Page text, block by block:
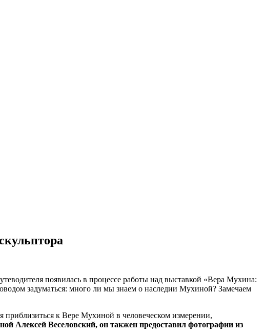
появилась в процессе работы над выставкой «Вера Мухина:
задуматься: много ли мы знаем о наследии Мухиной? Замечаем
приблизиться к Вере Мухиной в человеческом измерении,
Алексей Веселовский, он такжен предоставил фотографии из